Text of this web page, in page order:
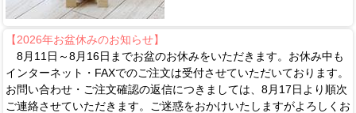
【2026年お盆休みのお知らせ】
8月11日～8月16日までお盆のお休みをいただきます。お休み中も
インターネット・FAXでのご注文は受付させていただいております。
お問い合わせ・ご注文確認の返信につきましては、8月17日より順次
ご連絡させていただきます。ご迷惑をおかけいたしますがよろしくお